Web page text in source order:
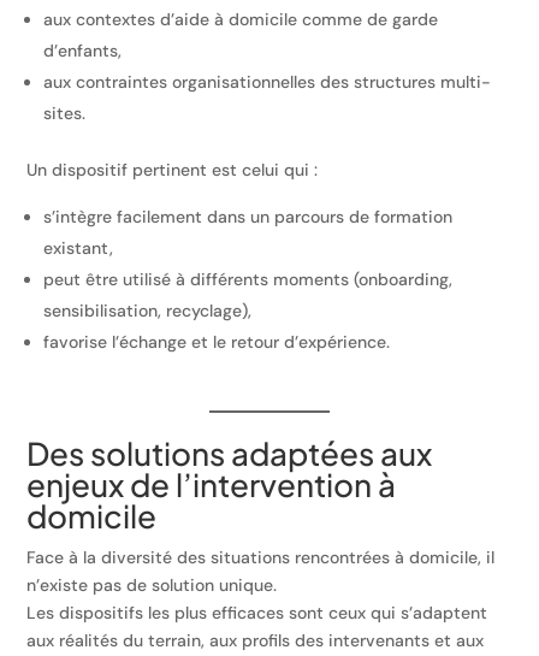
aux contextes d’aide à domicile comme de garde
d’enfants,
aux contraintes organisationnelles des structures multi-
sites.
Un dispositif pertinent est celui qui :
s’intègre facilement dans un parcours de formation
existant,
peut être utilisé à différents moments (onboarding,
sensibilisation, recyclage),
favorise l’échange et le retour d’expérience.
Des solutions adaptées aux
enjeux de l’intervention à
domicile
Face à la diversité des situations rencontrées à domicile, il
n’existe pas de solution unique.
Les dispositifs les plus efficaces sont ceux qui s’adaptent
aux réalités du terrain, aux profils des intervenants et aux